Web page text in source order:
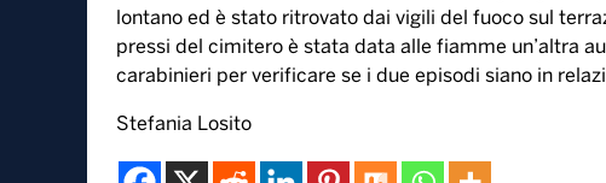
lontano ed è stato ritrovato dai vigili del fuoco sul
pressi del cimitero è stata data alle fiamme un’altra
carabinieri per verificare se i due episodi siano in
Stefania Losito